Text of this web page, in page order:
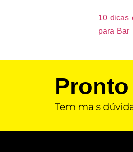
10 dicas
para Bar
Tem mais